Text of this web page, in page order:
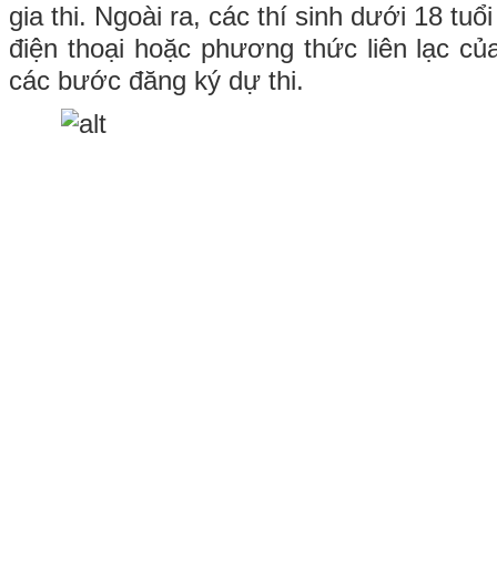
gia thi. Ngoài ra, các thí sinh dưới 18
điện thoại hoặc phương thức liên lạc
các bước đăng ký dự thi.